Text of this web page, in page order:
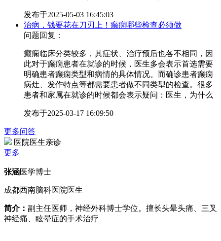
发布于2025-05-03 16:45:03
治病，钱要花在刀刃上！癫痫哪些检查必须做
问题回复：
癫痫临床分类较多，其症状、治疗预后也各不相同，因
此对于癫痫患者在就诊的时候，医生多会表示首选需要
明确患者癫痫类型和病情的具体情况。而确诊患者癫痫
病灶、发作特点等都需要患者做不同类型的检查。很多
患者和家属在就诊的时候都会表示疑问：医生，为什么
发布于2025-03-17 16:09:50
更多问答
医院医生亲诊
更多
张涵医学博士
成都西南脑科医院医生
简介： 副主任医师，神经外科博士学位。擅长头晕头痛、三叉
神经痛、眩晕症的手术治疗